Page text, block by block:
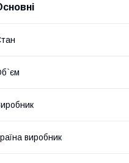
виробник